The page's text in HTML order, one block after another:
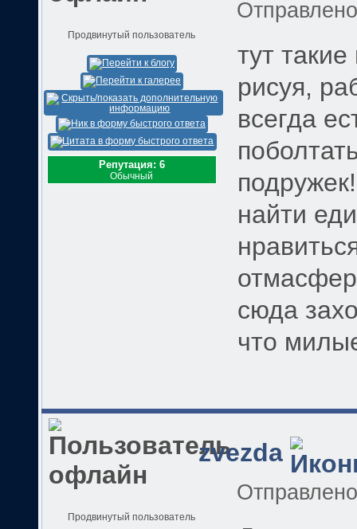
Продвинутый пользователь
Репутация: 6
Обычный
тут
рисуя,
всегда
найти
сюда
что
zvezda
Продвинутый пользователь